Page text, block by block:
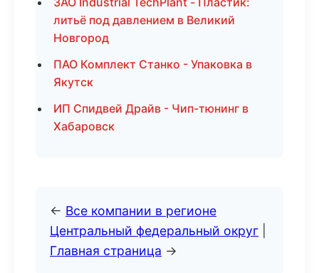
литьё под давлением в Великий
Новгород
ПАО Комплект Станко - Упаковка в
Якутск
ИП Спидвей Драйв - Чип-тюнинг в
Хабаровск
← Все компании в регионе
Центральный федеральный округ
Главная страница →